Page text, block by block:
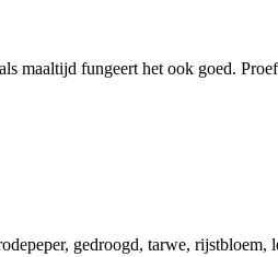
maaltijd fungeert het ook goed.
gedroogd, tarwe,